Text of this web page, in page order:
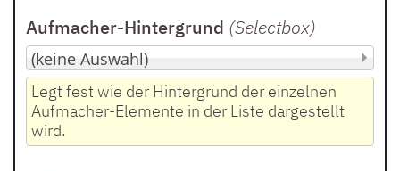
Aufmacher-Hintergrund (Selectbox)
Legt fest wie der Hintergrund der einzelnen
Aufmacher-Elemente in der Liste dargestellt
wird.